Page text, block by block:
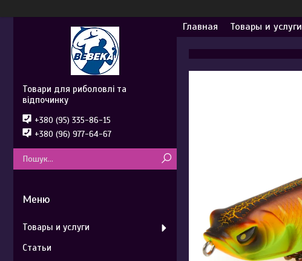
Главная Товары и услуги
Товари для риболовлі та
відпочинку
+380 (95) 335-86-15
+380 (96) 977-64-67
Товары и услуги
Статьи